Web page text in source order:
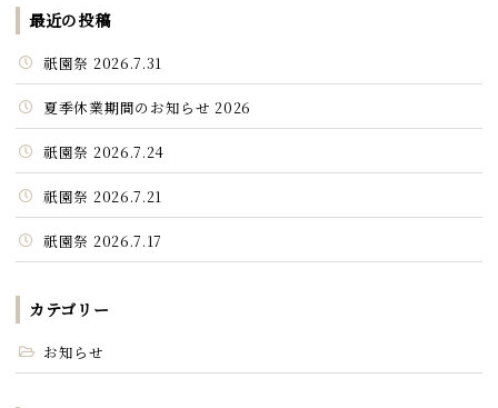
最近の投稿
祇園祭 2026.7.31
夏季休業期間のお知らせ 2026
祇園祭 2026.7.24
祇園祭 2026.7.21
祇園祭 2026.7.17
カテゴリー
お知らせ